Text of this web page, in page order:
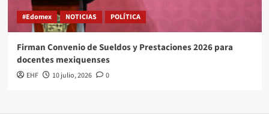
#Edomex NOTICIAS POLÍTICA
Firman Convenio de Sueldos y Prestaciones 2026 para
docentes mexiquenses
EHF 10 julio, 2026 0